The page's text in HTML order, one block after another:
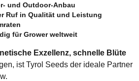
und Outdoor-Anbau
Ruf in Qualität und Leistung
für Grower weltweit
Exzellenz, schnelle Blüte
ist Tyrol Seeds der ideale Partner